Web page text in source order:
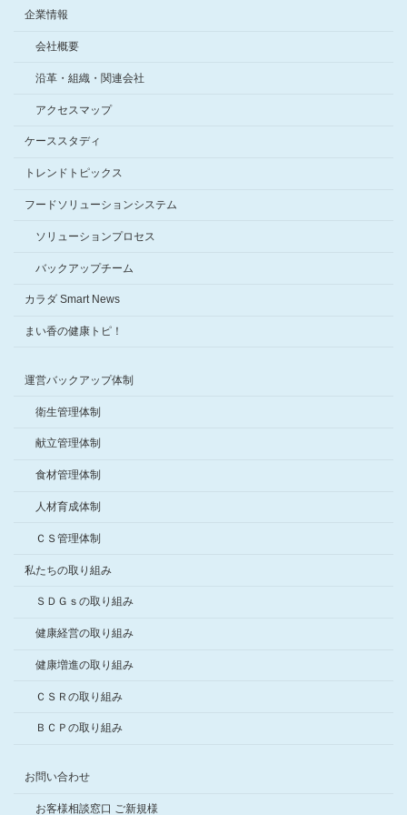
企業情報
会社概要
沿革・組織・関連会社
アクセスマップ
ケーススタディ
トレンドトピックス
フードソリューションシステム
ソリューションプロセス
バックアップチーム
カラダ Smart News
まい香の健康トピ！
運営バックアップ体制
衛生管理体制
献立管理体制
食材管理体制
人材育成体制
ＣＳ管理体制
私たちの取り組み
ＳＤＧｓの取り組み
健康経営の取り組み
健康増進の取り組み
ＣＳＲの取り組み
ＢＣＰの取り組み
お問い合わせ
お客様相談窓口 ご新規様